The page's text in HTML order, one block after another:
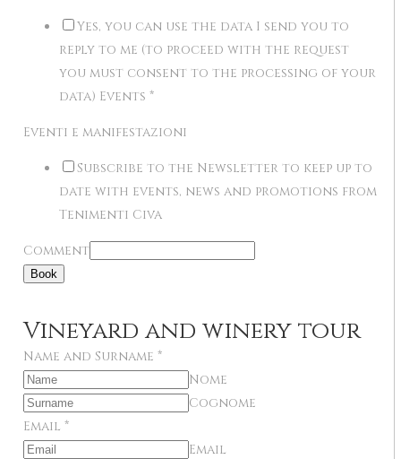
Yes, you can use the data I send you to
reply to me (to proceed with the request
you must consent to the processing of your
data) Events *
Eventi e manifestazioni
Subscribe to the Newsletter to keep up to
date with events, news and promotions from
Tenimenti Civa
Comment
Book
Vineyard and winery tour
Name and Surname *
Nome
Cognome
Email *
Email